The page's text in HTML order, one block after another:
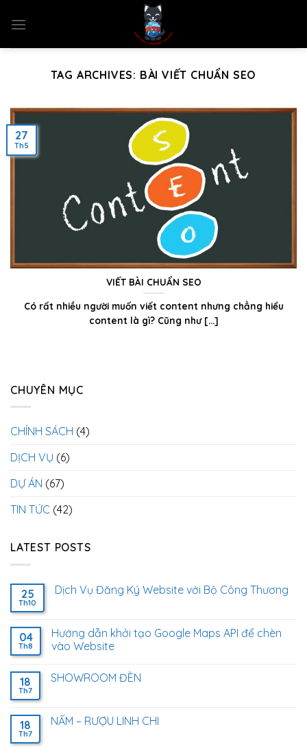
TAG ARCHIVES: BÀI VIẾT CHUẨN SEO
VIẾT BÀI CHUẨN SEO
Có rất nhiều người muốn viết content nhưng chẳng hiểu
content là gì? Cũng như [...]
27
Th5
CHUYÊN MỤC
CHÍNH SÁCH (4)
DỊCH VỤ (6)
DỰ ÁN (67)
TIN TỨC (42)
LATEST POSTS
25
Th10
Dịch Vụ Đăng Ký Website với Bộ Công Thương
04
Th8
Hướng dẫn khởi tạo Google Maps API để chèn
vào Website
18
Th7
SHOWROOM ĐÈN
18
Th7
NẤM – RƯỢU LINH CHI